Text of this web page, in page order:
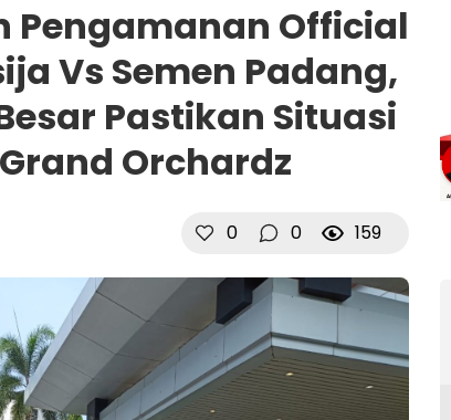
Pengamanan Official
Vs Semen Padang,
Pastikan Situasi
Orchardz
0 0 159